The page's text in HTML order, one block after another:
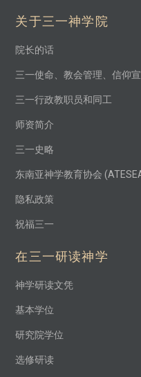
关于三一神学院
院长的话
三一使命、教会管理、信仰
三一行政教职员和同工
师资简介
三一史略
东南亚神学教育协会
隐私政策
祝福三一
在三一研读神学
神学研读文凭
基本学位
研究院学位
选修研读